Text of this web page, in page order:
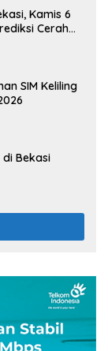
Kamis 6
Cerah
SIM Keliling
di Bekasi